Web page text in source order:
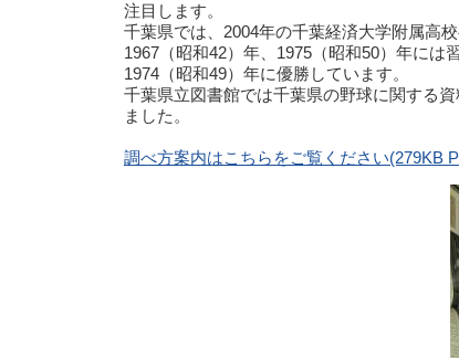
注目します。
千葉県では、2004年の千葉経済大学附属高
1967（昭和42）年、1975（昭和50）年に
1974（昭和49）年に優勝しています。
千葉県立図書館では千葉県の野球に関する
ました。
調べ方案内はこちらをご覧ください(279KB